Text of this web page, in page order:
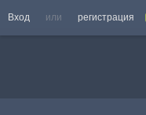
Вход или регистрация